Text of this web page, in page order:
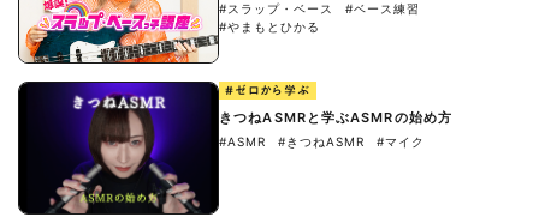
#スラップ・ベース
#ベース練習
#やまもとひかる
#ゼロから学ぶ
きつねASMRと学ぶASMRの始め方
#ASMR #きつねASMR #マイク